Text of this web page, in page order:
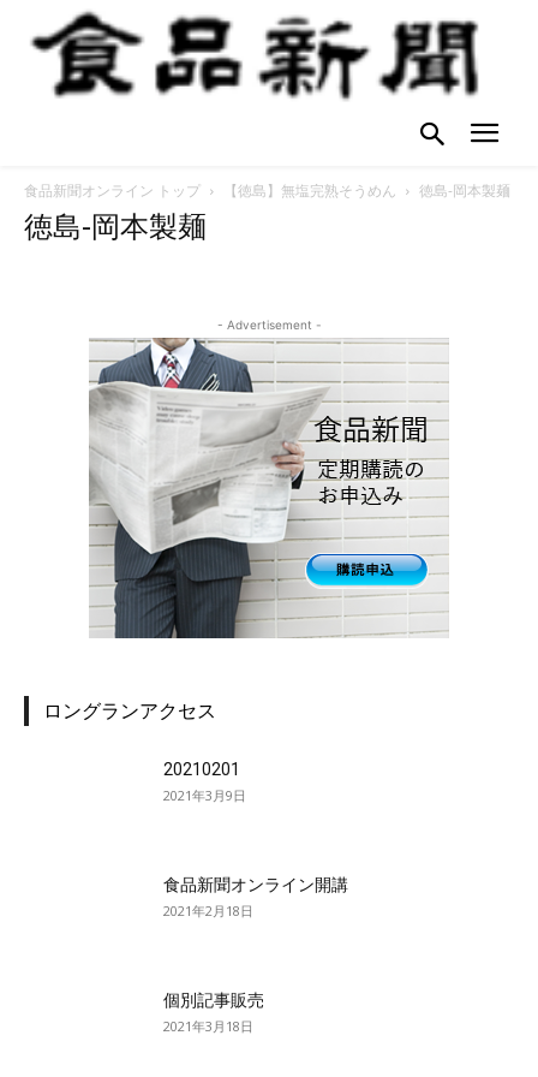
食品新聞オンライン トップ 【徳島】無塩完熟そうめん 徳島-岡本製麺
徳島-岡本製麺
- Advertisement -
ロングランアクセス
20210201
2021年3月9日
食品新聞オンライン開講
2021年2月18日
個別記事販売
2021年3月18日